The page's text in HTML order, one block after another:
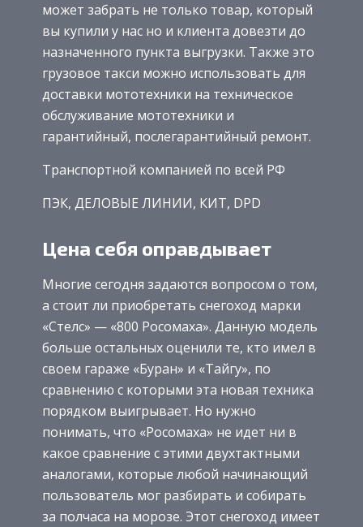
может забрать не только товар, который
вы купили у нас но и клиента довезти до
назначенного пункта выгрузки. Также это
грузовое такси можно использовать для
доставки мототехники на техническое
обслуживание мототехники и
гарантийный, послегарантийный ремонт.
Транспортной компанией по всей РФ
ПЭК, ДЕЛОВЫЕ ЛИНИИ, КИТ, DPD
Цена себя оправдывает
Многие сегодня задаются вопросом о том,
а стоит ли приобретать снегоход марки
«Стелс» — «800 Росомаха». Данную модель
больше остальных оценили те, кто имел в
своем гараже «Буран» и «Тайгу», по
сравнению с которыми эта новая техника
порядком выигрывает. Но нужно
понимать, что «Росомаха» не идет ни в
какое сравнение с этими двухтактными
аналогами, которые любой начинающий
пользователь мог разбирать и собирать
за полчаса на морозе. Этот снегоход имеет